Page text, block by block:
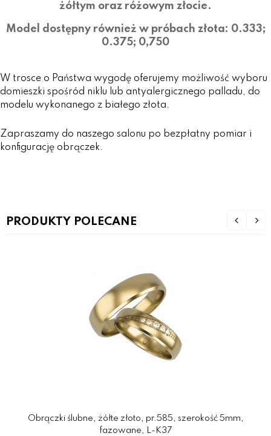
żółtym oraz różowym złocie.
Model dostępny również w próbach złota: 0.333;
0.375; 0,750
W trosce o Państwa wygodę oferujemy możliwość wyboru
domieszki spośród niklu lub antyalergicznego palladu, do
modelu wykonanego z białego złota.
Zapraszamy do naszego salonu po bezpłatny pomiar i
konfigurację obrączek.
PRODUKTY POLECANE
Obrączki ślubne, żółte złoto, pr.585, szerokość 5mm,
fazowane, L-K37